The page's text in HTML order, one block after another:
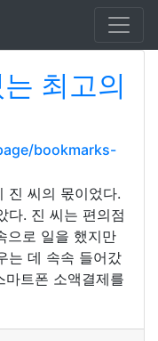
최고의
bookmarks-
진 씨의 몫이었다.
다. 진 씨는 편의점
으로 일을 했지만
는 데 속속 들어갔
트폰 소액결제를